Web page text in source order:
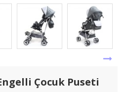
Çocuk Puseti